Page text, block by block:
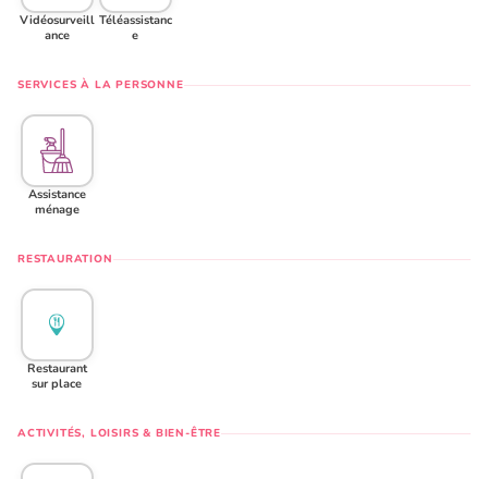
Vidéosurveill
ance
Téléassistanc
e
SERVICES À LA PERSONNE
Assistance
ménage
RESTAURATION
Restaurant
sur place
ACTIVITÉS, LOISIRS & BIEN-ÊTRE